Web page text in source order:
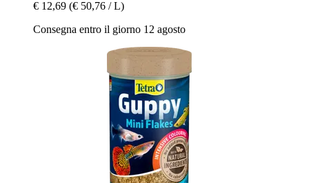
€ 12,69 (€ 50,76 / L)
Consegna entro il giorno 12 agosto